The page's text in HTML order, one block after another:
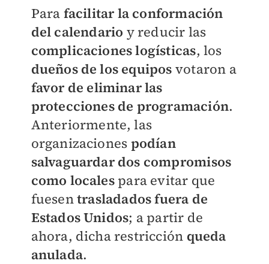
Para facilitar la conformación
del calendario y reducir las
complicaciones logísticas, los
dueños de los equipos votaron a
favor de eliminar las
protecciones de programación.
Anteriormente, las
organizaciones podían
salvaguardar dos compromisos
como localespara evitar que
fuesentrasladados fuera de
Estados Unidos; a partir de
ahora, dicha restricción queda
anulada.